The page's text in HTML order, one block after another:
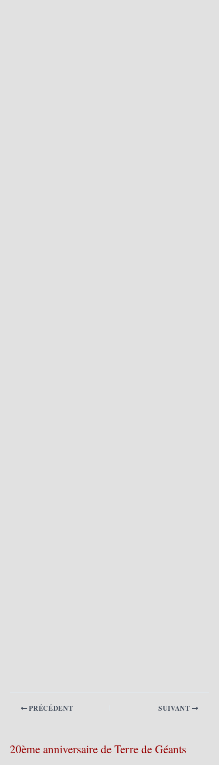
PRÉCÉDENT SUIVANT
20ème anniversaire de Terre de Géants